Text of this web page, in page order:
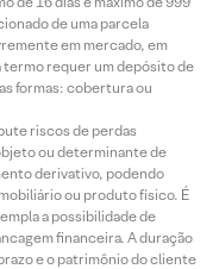
de uma parcela
em mercado, em
termo requer um depósito de
formas: cobertura ou
riscos de perdas
ou determinante de
derivativo, podendo
ou produto físico. É
a possibilidade de
financeira. A duração
e o patrimônio do cliente